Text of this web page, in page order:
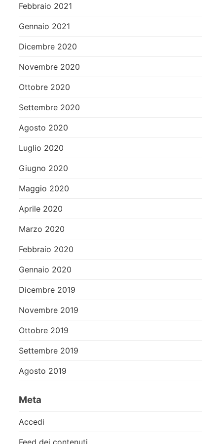
Febbraio 2021
Gennaio 2021
Dicembre 2020
Novembre 2020
Ottobre 2020
Settembre 2020
Agosto 2020
Luglio 2020
Giugno 2020
Maggio 2020
Aprile 2020
Marzo 2020
Febbraio 2020
Gennaio 2020
Dicembre 2019
Novembre 2019
Ottobre 2019
Settembre 2019
Agosto 2019
Meta
Accedi